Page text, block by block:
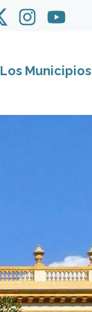
Los Municipios